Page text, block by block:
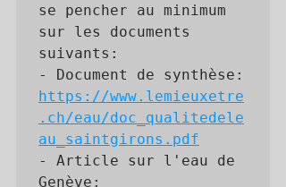
se pencher au minimum
sur les documents
suivants:
https://www.lemieuxetre
.ch/eau/doc_qualitedele
au_saintgirons.pdf
-
Article sur l'eau de